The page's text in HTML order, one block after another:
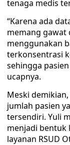
tenaga medis
“Karena ada
memang gawat
menggunakan
terkonsentrasi
sehingga
ucapnya.
Meski
jumlah pasien
tersendiri. Yuli
menjadi bentuk
layanan RSUD